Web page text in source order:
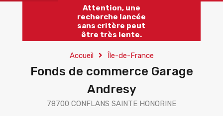
Attention, une
recherche lancée
sans critère peut
être très lente.
Accueil Île-de-France
Fonds de commerce Garage
Andresy
78700 CONFLANS SAINTE HONORINE